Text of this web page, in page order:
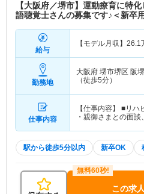
【大阪府／堺市】運動療育に特
語聴覚士さんの募集です♪＜新卒
給与
【モデル月収】 26.1
勤務地
大阪府 堺市堺区 阪
（徒歩5分）
仕事内容
【仕事内容】 ■リ
・親御さまとの面
駅から徒歩5分以内 新卒OK
この求